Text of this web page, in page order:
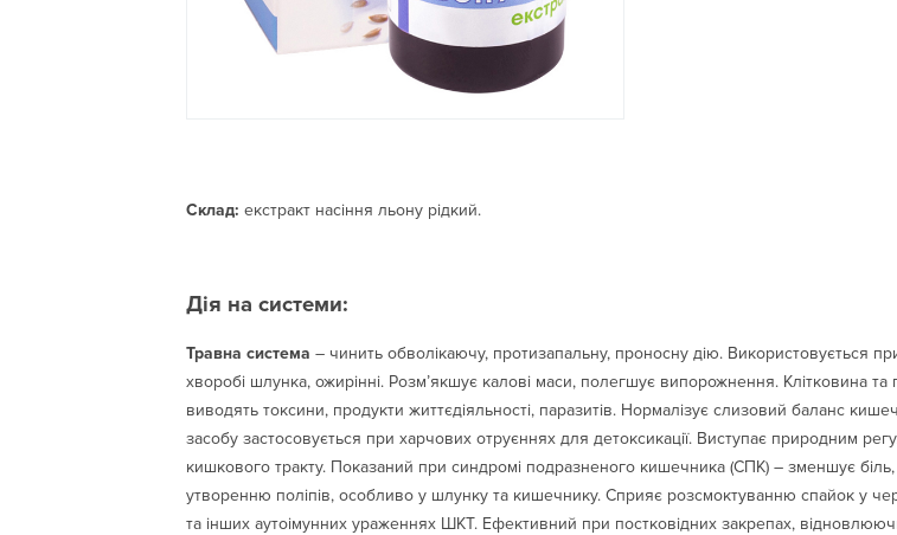
Склад: екстракт насіння льону рідкий.
Дія на системи:
Травна система – чинить обволікаючу, протизапальну, проносну дію. Використовується
хворобі шлунка, ожирінні. Розм’якшує калові маси, полегшує випорожнення. Клітковина
виводять токсини, продукти життєдіяльності, паразитів. Нормалізує слизовий баланс
засобу застосовується при харчових отруєннях для детоксикації. Виступає природним
кишкового тракту. Показаний при синдромі подразненого кишечника (СПК) – зменшує біль,
утворенню поліпів, особливо у шлунку та кишечнику. Сприяє розсмоктуванню спайок у
та інших аутоімунних ураженнях ШКТ. Ефективний при постковідних закрепах,